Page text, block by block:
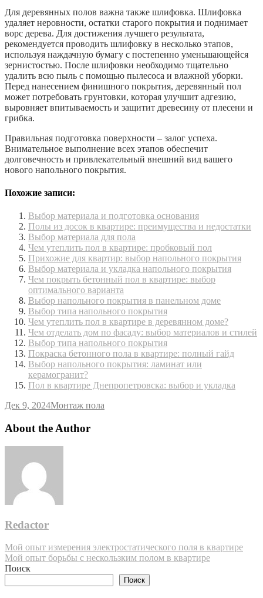
Для деревянных полов важна также шлифовка. Шлифовка
удаляет неровности, остатки старого покрытия и поднимает
ворс дерева. Для достижения лучшего результата,
рекомендуется проводить шлифовку в несколько этапов,
используя наждачную бумагу с постепенно уменьшающейся
зернистостью. После шлифовки необходимо тщательно
удалить всю пыль с помощью пылесоса и влажной уборки.
Перед нанесением финишного покрытия, деревянный пол
может потребовать грунтовки, которая улучшит адгезию,
выровняет впитываемость и защитит древесину от плесени и
грибка.
Правильная подготовка поверхности – залог успеха.
Внимательное выполнение всех этапов обеспечит
долговечность и привлекательный внешний вид вашего
нового напольного покрытия.
Похожие записи:
Выбор материала и подготовка основания
Полы из досок в квартире: преимущества и недостатки
Выбор материала для пола
Чем утеплить пол в квартире: пробковый пол
Прихожие для квартир: выбор напольного покрытия
Выбор материала и укладка напольного покрытия
Чем покрыть бетонный пол в квартире: выбор
оптимального варианта
Выбор напольного покрытия в панельном доме
Выбор типа напольного покрытия
Чем утеплить пол в квартире в деревянном доме?
Чем отделать дом по фасаду: выбор материалов и стилей
Выбор типа напольного покрытия
Покраска бетонного пола в квартире: полный гайд
Выбор напольного покрытия: ламинат или
керамогранит?
Пол в квартире Днепропетровска: выбор и укладка
Дек 9, 2024Монтаж пола
About the Author
Redactor
Навигация
по
Мой опыт измерения электростатического поля в квартире
Мой опыт борьбы с нескользким полом в квартире
Поиск
Поиск